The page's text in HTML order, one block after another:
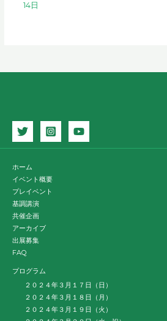
14日
ホーム
イベント概要
プレイベント
基調講演
共催企画
アーカイブ
出展募集
FAQ
プログラム
２０２４年３月１７日（日）
２０２４年３月１８日（月）
２０２４年３月１９日（火）